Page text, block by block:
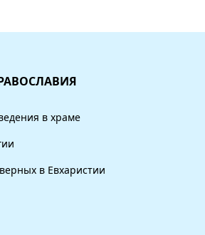
в храме
в Евхаристии